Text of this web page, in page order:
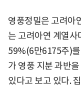
영풍정밀은 고려아
는 고려아연 계열사
59%(6만6175주)
가 영풍 지분 과반
있다고 보고 있다.